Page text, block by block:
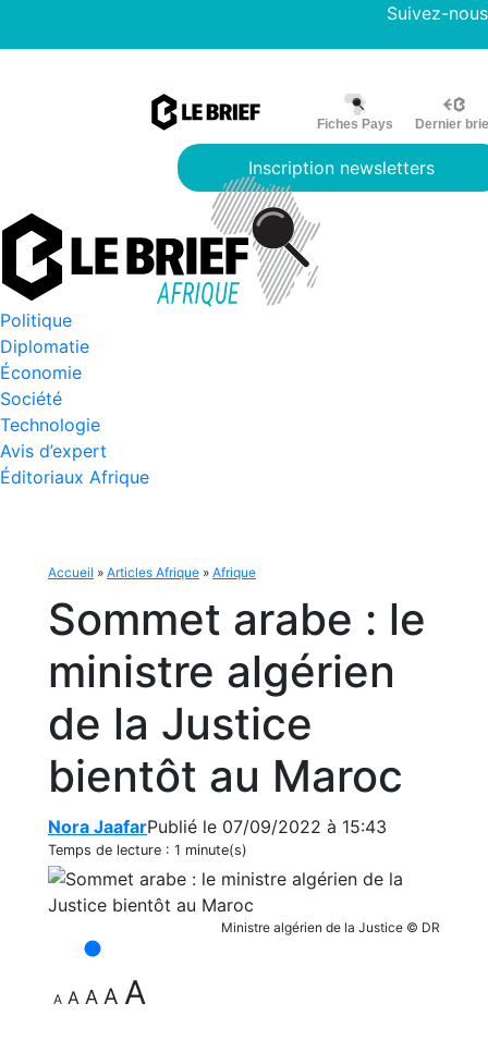
Suivez-nous
Fiches Pays Dernier
Inscription newsletters
Politique
Diplomatie
Économie
Société
Technologie
Avis d’expert
Éditoriaux Afrique
Accueil » Articles Afrique » Afrique
Sommet arabe : le
ministre algérien
de la Justice
bientôt au Maroc
Nora JaafarPublié le 07/09/2022 à 15:43
Temps de lecture : 1 minute(s)
Ministre algérien de la Justice © DR
A A A A A